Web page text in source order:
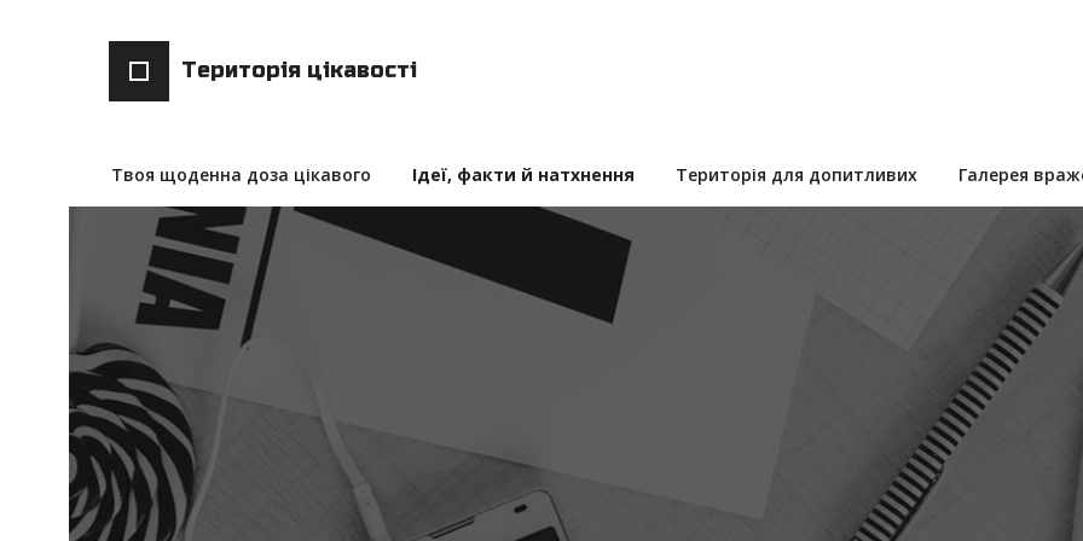
Територія цікавості
Твоя щоденна доза цікавого Ідеї, факти й натхнення Територія для допитливих Галерея